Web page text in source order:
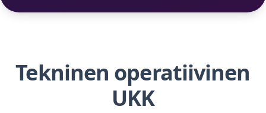
Tekninen operatiivinen
UKK